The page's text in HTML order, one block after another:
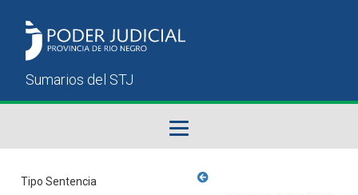
Tipo Sentencia